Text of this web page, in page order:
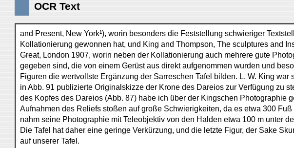
OCR Text
and Present, New York¹), worin besonders die Feststellung schwieriger
Kollationierung gewonnen hat, und King and Thompson, The sculptures and
Great, London 1907, worin neben der Kollationierung auch mehrere gute
gegeben sind, die von einem Gerüst aus direkt aufgenommen wurden und
Figuren die wertvollste Ergänzung der Sarreschen Tafel bilden. L. W. King war
in Abb. 91 publizierte Originalskizze der Krone des Dareios zur Verfügung zu
des Kopfes des Dareios (Abb. 87) habe ich über der Kingschen Photographie
Aufnahmen des Reliefs stoßen auf große Schwierigkeiten, da es etwa 300
nahm seine Photographie mit Teleobjektiv von den Halden etwa 100 m unter
Die Tafel hat daher eine geringe Verkürzung, und die letzte Figur, der Sake
auf unserer Tafel.